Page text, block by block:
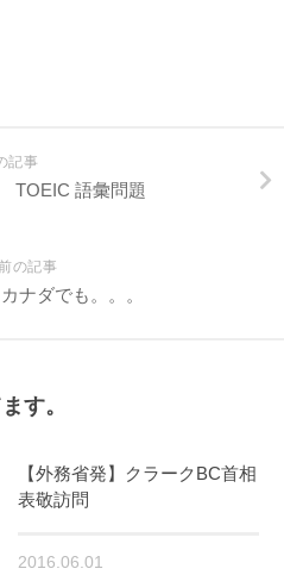
記事
TOEIC 語彙問題
の記事
ナダでも。。。
す。
【外務省発】クラークBC首相
表敬訪問
2016.06.01